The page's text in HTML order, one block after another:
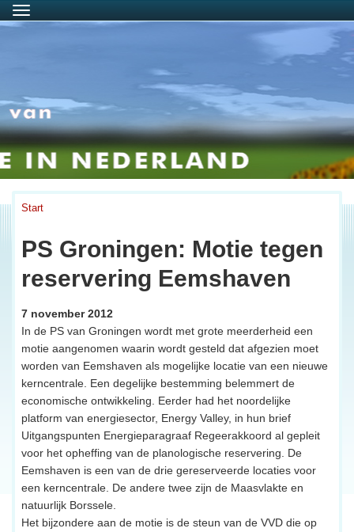
Menu
Start
PS Groningen: Motie tegen
reservering Eemshaven
7 november 2012
In de PS van Groningen wordt met grote meerderheid een
motie aangenomen waarin wordt gesteld dat afgezien moet
worden van Eemshaven als mogelijke locatie van een nieuwe
kerncentrale. Een degelijke bestemming belemmert de
economische ontwikkeling. Eerder had het noordelijke
platform van energiesector, Energy Valley, in hun brief
Uitgangspunten Energieparagraaf Regeerakkoord al gepleit
voor het opheffing van de planologische reservering. De
Eemshaven is een van de drie gereserveerde locaties voor
een kerncentrale. De andere twee zijn de Maasvlakte en
natuurlijk Borssele.
Het bijzondere aan de motie is de steun van de VVD die op